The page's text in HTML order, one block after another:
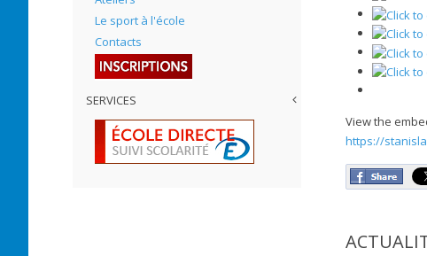
View the
https://
Le sport à l'école
Contacts
SERVICES